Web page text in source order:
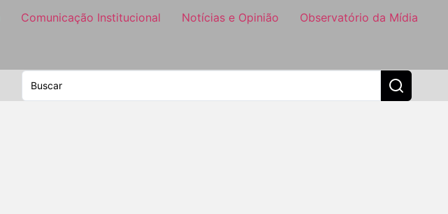
Comunicação Institucional Notícias e Opinião Observatório da Mídia